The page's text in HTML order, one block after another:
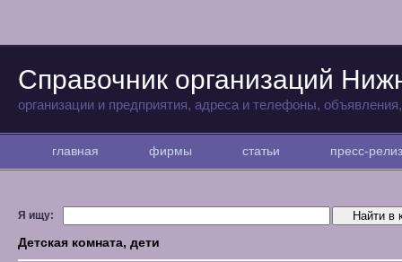
Справочник организаций
организации и предприятия, адреса и телефоны,
главная фирмы статьи пресс-
Я ищу:
Детская комната, дети